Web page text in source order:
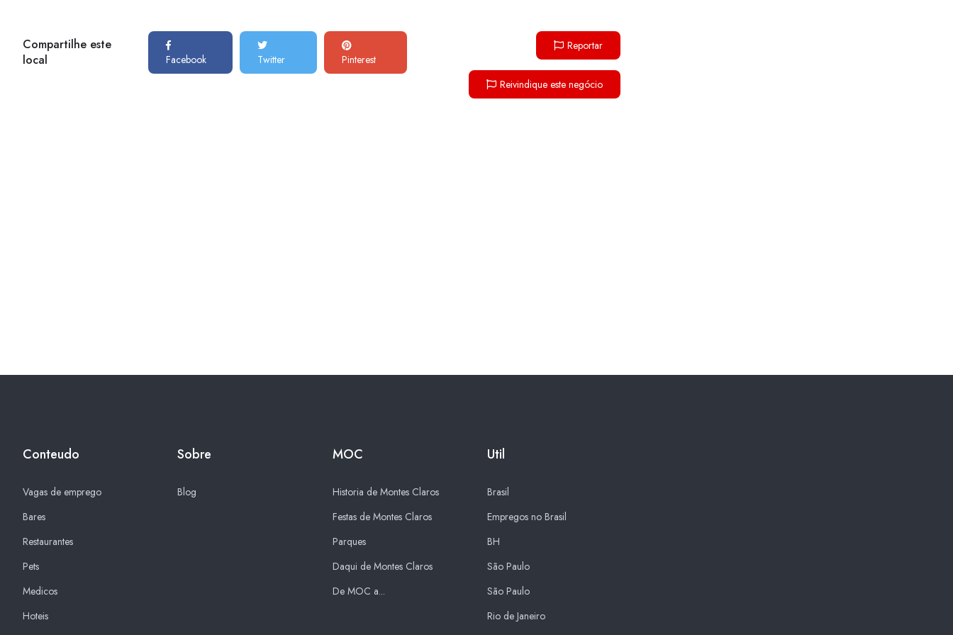
Compartilhe este
local
Facebook Twitter Pinterest
Reportar
Reivindique este negócio
Conteudo
Vagas de emprego
Bares
Restaurantes
Pets
Medicos
Hoteis
Sobre
Blog
MOC
Historia de Montes Claros
Festas de Montes Claros
Parques
Daqui de Montes Claros
De MOC a...
Util
Brasil
Empregos no Brasil
BH
São Paulo
São Paulo
Rio de Janeiro